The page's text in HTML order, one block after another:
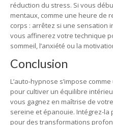
réduction du stress. Si vous
mentaux, comme une heure de
corps : arrêtez si une sensation
vous affinerez votre technique
sommeil, l’anxiété ou la
Conclusion
L’auto-hypnose s’impose
pour cultiver un équilibre
vous gagnez en maîtrise de
sereine et épanouie. Intégrez-
pour des transformations